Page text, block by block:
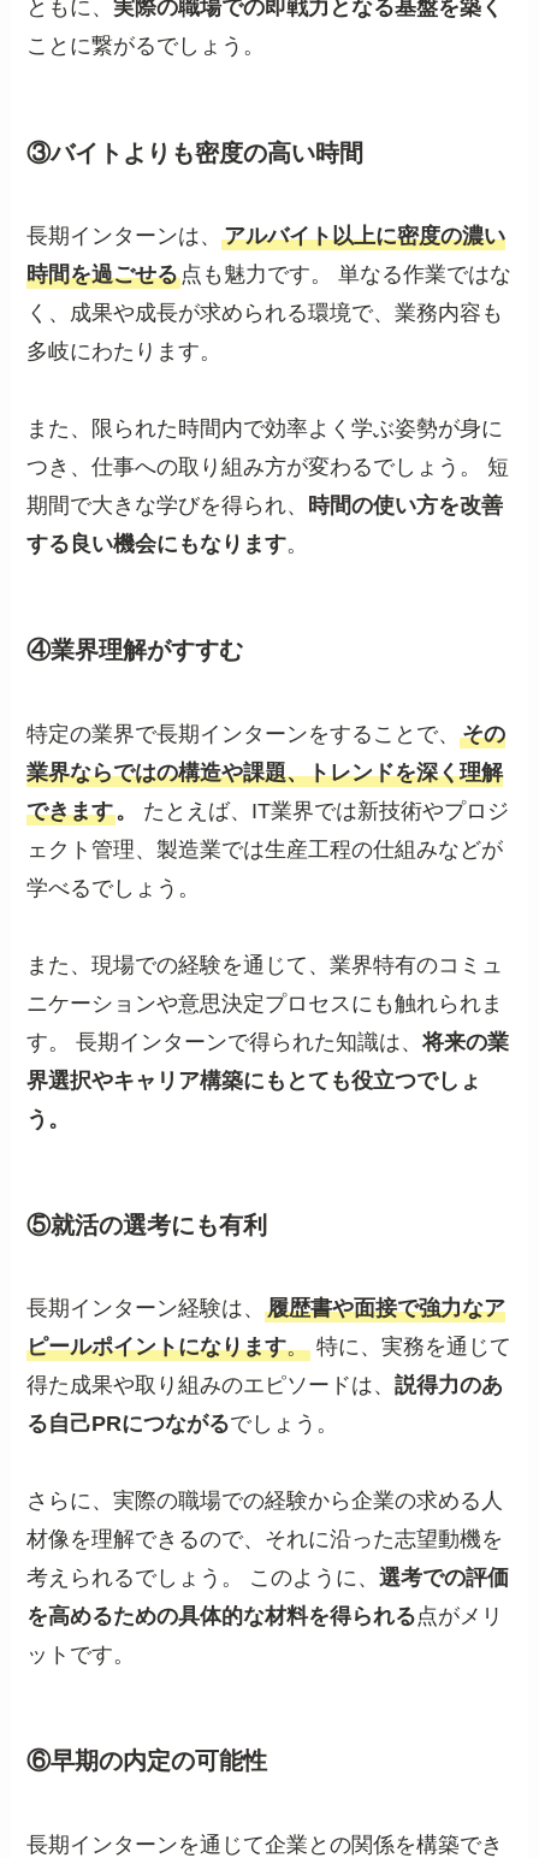
ともに、実際の職場での即戦力となる基盤を築く
ことに繋がるでしょう。
③バイトよりも密度の高い時間
長期インターンは、アルバイト以上に密度の濃い
時間を過ごせる点も魅力です。 単なる作業ではな
く、成果や成長が求められる環境で、業務内容も
多岐にわたります。
また、限られた時間内で効率よく学ぶ姿勢が身に
つき、仕事への取り組み方が変わるでしょう。 短
期間で大きな学びを得られ、
時間の使い方を改善
する良い機会にもなります。
④業界理解がすすむ
特定の業界で長期インターンをすることで、その
業界ならではの構造や課題、トレンドを深く理解
できます。
たとえば、IT業界では新技術やプロジ
ェクト管理、製造業では生産工程の仕組みなどが
学べるでしょう。
また、現場での経験を通じて、業界特有のコミュ
ニケーションや意思決定プロセスにも触れられま
す。 長期インターンで得られた知識は、将来の業
界選択やキャリア構築にもとても役立つでしょ
う。
⑤就活の選考にも有利
長期インターン経験は、履歴書や面接で強力なア
ピールポイントになります。 特に、実務を通じて
得た成果や取り組みのエピソードは、説得力のあ
る自己PRにつながるでしょう。
さらに、実際の職場での経験から企業の求める人
材像を理解できるので、それに沿った志望動機を
考えられるでしょう。 このように、選考での評価
を高めるための具体的な材料を得られる点がメリ
ットです。
⑥早期の内定の可能性
長期インターンを通じて企業との関係を構築でき